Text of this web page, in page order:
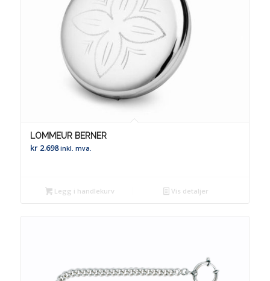
LOMMEUR BERNER
kr2.698 inkl. mva.
Legg i handlekurv Vis detaljer